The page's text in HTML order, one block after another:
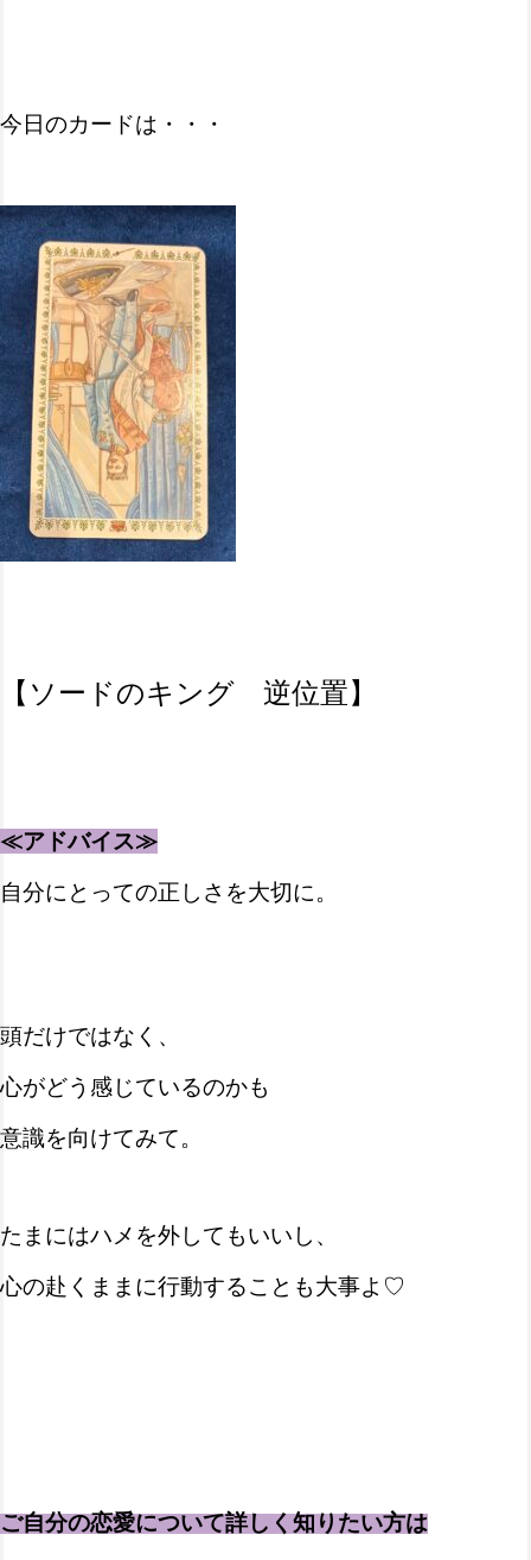
今日のカードは・・・
【ソードのキング 逆位置】
≪アドバイス≫
自分にとっての正しさを大切に。
頭だけではなく、
心がどう感じているのかも
意識を向けてみて。
たまにはハメを外してもいいし、
心の赴くままに行動することも大事よ♡
ご自分の恋愛について詳しく知りたい方は